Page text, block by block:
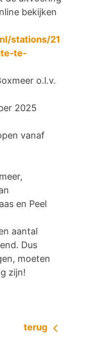
bekijken
stations/21
te-
o.l.v.
2025
vanaf
en Peel
aantal
Dus
moeten
zijn!
terug